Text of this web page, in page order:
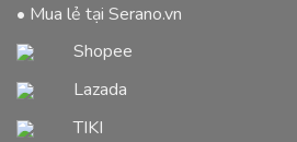
• Mua lẻ tại Serano.vn
Shopee
Lazada
TIKI